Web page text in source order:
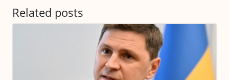
Related posts